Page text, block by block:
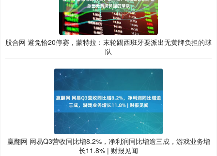
股合网 避免恰20停赛，蒙特拉：末轮踢西班牙要派出无黄牌负担的球
队
赢翻网 网易Q3营收同比增8.2%，净利润同比增逾三成，游戏业务增
长11.8% | 财报见闻